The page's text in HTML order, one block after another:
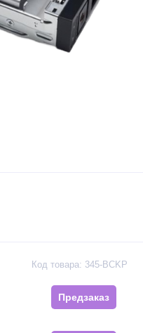
Код товара: 345-BCKP
Предзаказ